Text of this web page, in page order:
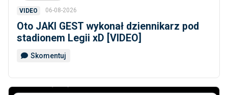
VIDEO 06-08-2026
Oto JAKI GEST wykonał dziennikarz pod
stadionem Legii xD [VIDEO]
Skomentuj